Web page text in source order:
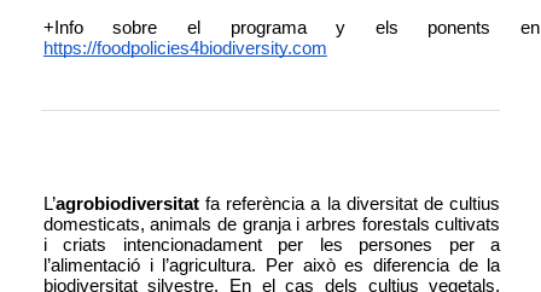
https://foodpolicies4biodiversity.com
L’agrobiodiversitat fa referència a la diversitat de cultius
domesticats, animals de granja i arbres forestals cultivats
i criats intencionadament per les persones per a
l’alimentació i l’agricultura. Per això es diferencia de la
biodiversitat silvestre. En el cas dels cultius vegetals,